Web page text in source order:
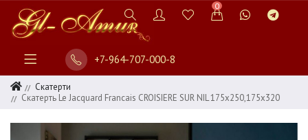
0
+7-964-707-000-8
Скатерти
Скатерть Le Jacquard Francais CROISIERE SUR NIL 175х250,175х320